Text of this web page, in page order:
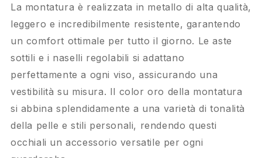
La montatura è realizzata in metallo di alta qualità,
leggero e incredibilmente resistente, garantendo
un comfort ottimale per tutto il giorno. Le aste
sottili e i naselli regolabili si adattano
perfettamente a ogni viso, assicurando una
vestibilità su misura. Il color oro della montatura
si abbina splendidamente a una varietà di tonalità
della pelle e stili personali, rendendo questi
occhiali un accessorio versatile per ogni